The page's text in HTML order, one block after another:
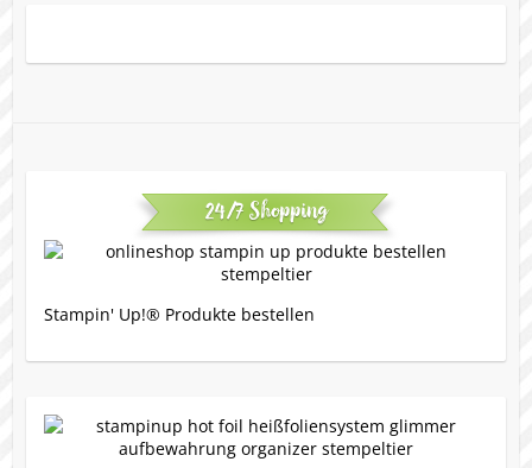
24/7 Shopping
Stampin' Up!® Produkte bestellen